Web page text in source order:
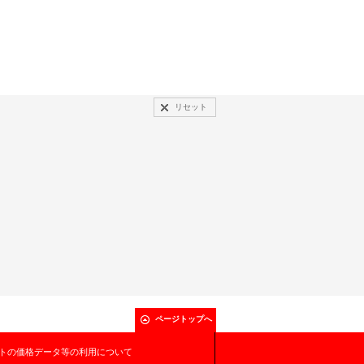
リセット
ページトップへ
の価格データ等の利用について